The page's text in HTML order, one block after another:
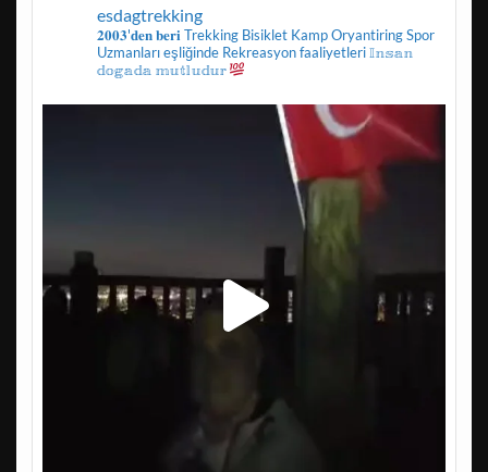
esdagtrekking
𝟐𝟎𝟎𝟑'𝐝𝐞𝐧 𝐛𝐞𝐫𝐢 TrekkingBisikletKampOryantiringSpor
Uzmanları eşliğinde Rekreasyon faaliyetleri𝕀𝕟𝕤𝕒𝕟
𝕕𝕠𝕘𝕒𝕕𝕒 𝕞𝕦𝕥𝕝𝕦𝕕𝕦𝕣